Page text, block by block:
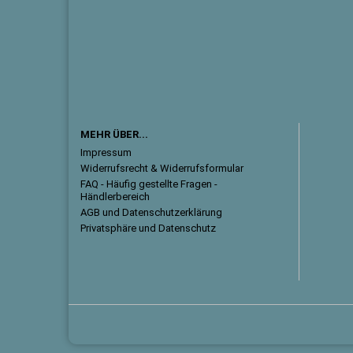
MEHR ÜBER...
Impressum
Widerrufsrecht & Widerrufsformular
FAQ - Häufig gestellte Fragen -
Händlerbereich
AGB und Datenschutzerklärung
Privatsphäre und Datenschutz